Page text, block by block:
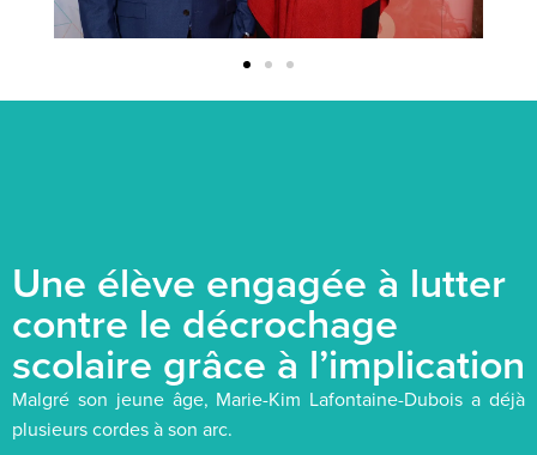
Une élève engagée à lutter
contre le décrochage
scolaire grâce à l’implication
Malgré son jeune âge, Marie-Kim Lafontaine-Dubois a déjà
plusieurs cordes à son arc.